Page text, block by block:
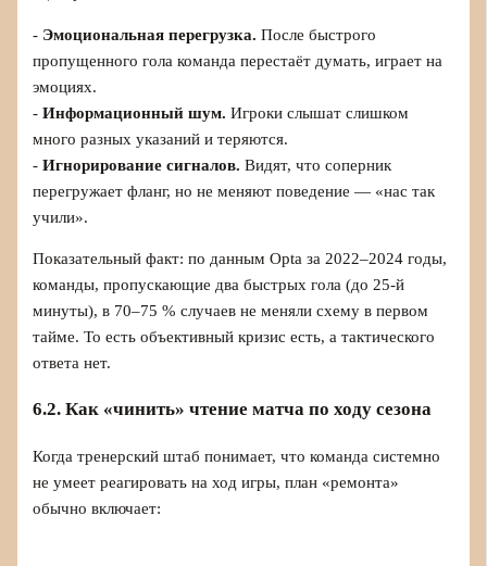
- Эмоциональная перегрузка. После быстрого
пропущенного гола команда перестаёт думать, играет на
эмоциях.
-Информационный шум. Игроки слышат слишком
много разных указаний и теряются.
-Игнорирование сигналов. Видят, что соперник
перегружает фланг, но не меняют поведение — «нас так
учили».
Показательный факт: по данным Opta за 2022–2024 годы,
команды, пропускающие два быстрых гола (до 25‑й
минуты), в 70–75 % случаев не меняли схему в первом
тайме. То есть объективный кризис есть, а тактического
ответа нет.
6.2. Как «чинить» чтение матча по ходу сезона
Когда тренерский штаб понимает, что команда системно
не умеет реагировать на ход игры, план «ремонта»
обычно включает: